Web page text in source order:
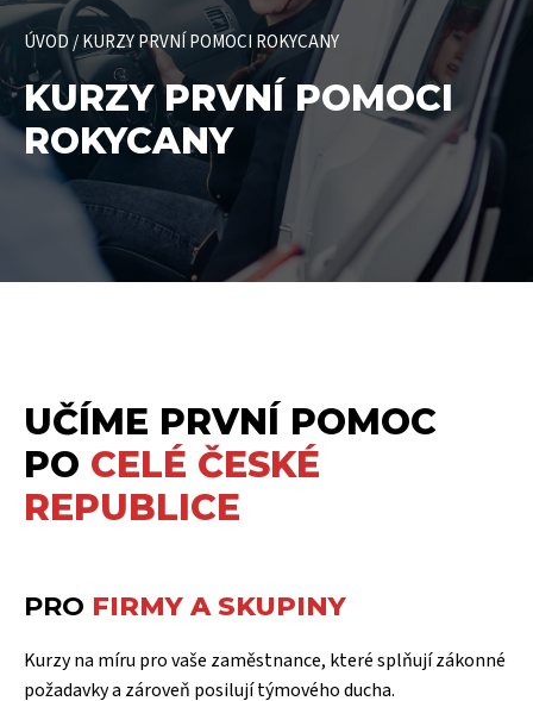
ÚVOD/KURZY PRVNÍ POMOCI ROKYCANY
KURZY PRVNÍ POMOCI
ROKYCANY
UČÍME PRVNÍ POMOC
PO CELÉ ČESKÉ
REPUBLICE
PRO FIRMY A SKUPINY
Kurzy na míru pro vaše zaměstnance, které splňují zákonné
požadavky a zároveň posilují týmového ducha.